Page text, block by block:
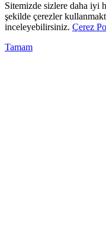
Sitemizde sizlere daha iyi
şekilde çerezler
inceleyebilirsiniz. Çerez
Tamam